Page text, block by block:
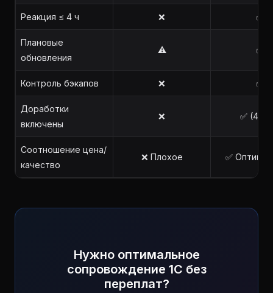
Реакция ≤ 4 ч ❌ ✅
Плановые
обновления
⚠️ ✅
Контроль бэкапов ❌ ✅
Доработки
включены
❌ ✅ (4–8
Соотношение цена/
качество
❌ Плохое ✅
Нужно оптимальное
сопровождение 1С без
переплат?